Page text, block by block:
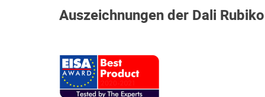
Auszeichnungen der Dali